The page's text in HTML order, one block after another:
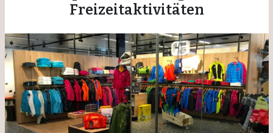
Freizeitaktivitäten